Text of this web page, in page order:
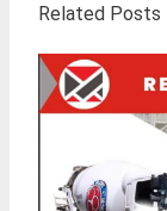
Related Posts